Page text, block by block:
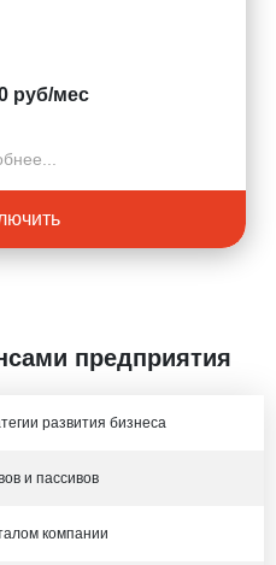
руб/мес
предприятия
развития бизнеса
и пассивов
компании